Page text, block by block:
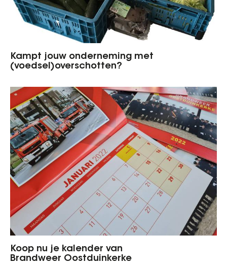
Kampt jouw onderneming met
(voedsel)overschotten?
Koop nu je kalender van
Brandweer Oostduinkerke